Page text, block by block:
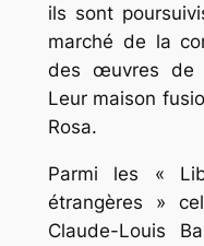
ils sont
marché de la
des œuvres de
Leur maison
Rosa.
Parmi les «
étrangères »
Claude-Louis